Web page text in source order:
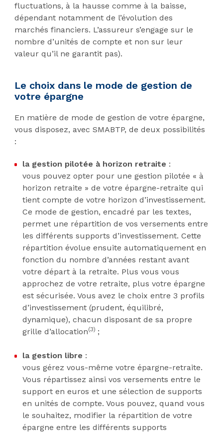
fluctuations, à la hausse comme à la baisse,
dépendant notamment de l’évolution des
marchés financiers. L’assureur s’engage sur le
nombre d’unités de compte et non sur leur
valeur qu’il ne garantit pas).
Le choix dans le mode de gestion de
votre épargne
En matière de mode de gestion de votre épargne,
vous disposez, avec SMABTP, de deux possibilités
:
la gestion pilotée à horizon retraite :
vous pouvez opter pour une gestion pilotée « à
horizon retraite » de votre épargne-retraite qui
tient compte de votre horizon d’investissement.
Ce mode de gestion, encadré par les textes,
permet une répartition de vos versements entre
les différents supports d’investissement. Cette
répartition évolue ensuite automatiquement en
fonction du nombre d’années restant avant
votre départ à la retraite. Plus vous vous
approchez de votre retraite, plus votre épargne
est sécurisée. Vous avez le choix entre 3 profils
d’investissement (prudent, équilibré,
dynamique), chacun disposant de sa propre
grille d’allocation(3) ;
la gestion libre :
vous gérez vous-même votre épargne-retraite.
Vous répartissez ainsi vos versements entre le
support en euros et une sélection de supports
en unités de compte. Vous pouvez, quand vous
le souhaitez, modifier la répartition de votre
épargne entre les différents supports